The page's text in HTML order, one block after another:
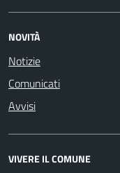
NOVITÀ
Notizie
Comunicati
Avvisi
VIVERE IL COMUNE